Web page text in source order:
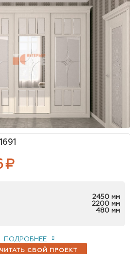
₽
2450 мм
2200 мм
480 мм
СВОЙ ПРОЕКТ
ПОДРОБНЕЕ